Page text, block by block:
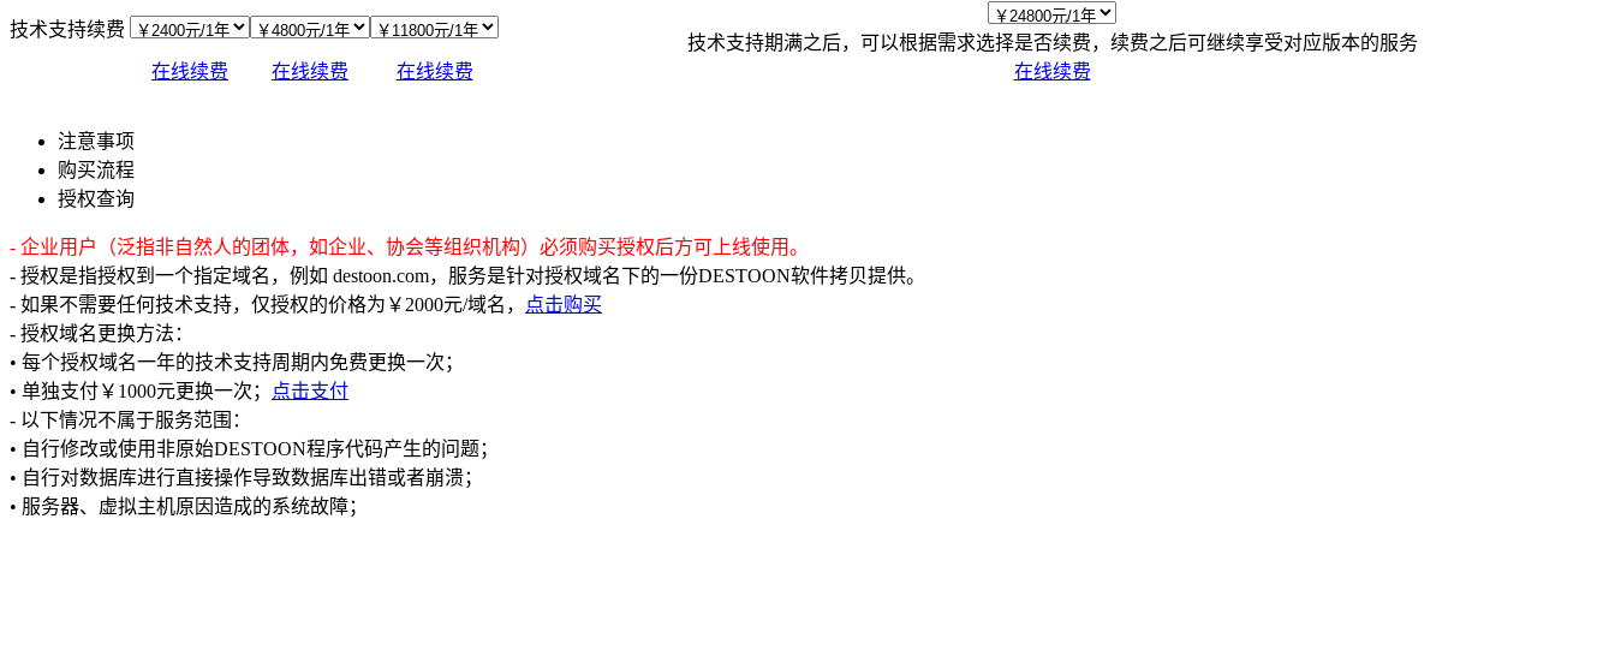
技术支持续费
技术支持期满之后，可以根据需求选择是否续费，续费之后可继续享受对应版本的服务
在线续费
在线续费 在线续费 在线续费
注意事项
购买流程
授权查询
- 企业用户（泛指非自然人的团体，如企业、协会等组织机构）必须购买授权后方可上线使用。
- 授权是指授权到一个指定域名，例如 destoon.com，服务是针对授权域名下的一份DESTOON软件拷贝提供。
- 如果不需要任何技术支持，仅授权的价格为￥2000元/域名，
点击购买
- 授权域名更换方法：
• 每个授权域名一年的技术支持周期内免费更换一次；
• 单独支付￥1000元更换一次；
点击支付
- 以下情况不属于服务范围：
• 自行修改或使用非原始DESTOON程序代码产生的问题；
• 自行对数据库进行直接操作导致数据库出错或者崩溃；
• 服务器、虚拟主机原因造成的系统故障；